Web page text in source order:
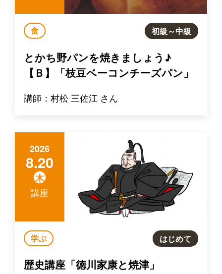
食 初級～中級
とかち野パンを焼きましょう♪
【Ｂ】「枝豆ベーコンチーズパン」
講師：村松 三佐江 さん
2026
8.20
木
講座
学ぶ はじめて
歴史講座「徳川家康と焼津」